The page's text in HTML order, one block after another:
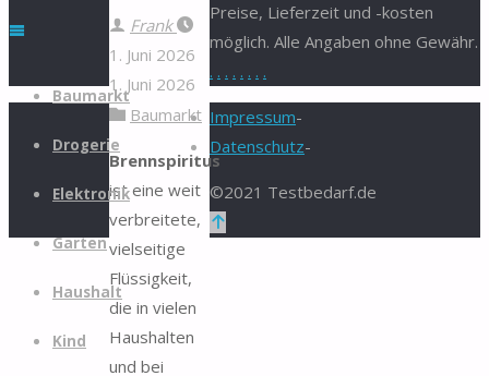
Zum
springen
Baumarkt
Drogerie
Elektronik
Garten
Haushalt
Kind
Frank
1. Juni 2026
1. Juni 2026
Baumarkt
Brennspiritus
ist eine weit
verbreitete,
vielseitige
Flüssigkeit,
die in vielen
Haushalten
und bei
Preise, Lieferzeit und -kosten
möglich. Alle Angaben ohne Gewähr.
. . . . . . . .
Impressum-
Datenschutz-
©2021 Testbedarf.de
Zurück